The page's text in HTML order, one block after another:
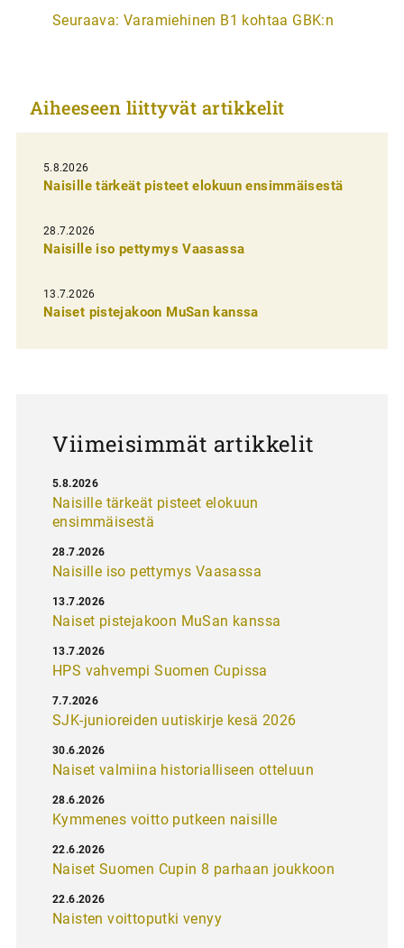
t
k
e
l
i
e
n
e
Seuraava: Varamiehinen B1 kohtaa GBK:n
Aiheeseen liittyvät artikkelit
5.8.2026
Naisille tärkeät pisteet elokuun ensimmäisestä
28.7.2026
Naisille iso pettymys Vaasassa
13.7.2026
Naiset pistejakoon MuSan kanssa
Viimeisimmät artikkelit
Naisille tärkeät pisteet elokuun
ensimmäisestä
5.8.2026
Naisille iso pettymys Vaasassa
28.7.2026
Naiset pistejakoon MuSan kanssa
13.7.2026
HPS vahvempi Suomen Cupissa
13.7.2026
SJK-junioreiden uutiskirje kesä 2026
7.7.2026
Naiset valmiina historialliseen otteluun
30.6.2026
Kymmenes voitto putkeen naisille
28.6.2026
Naiset Suomen Cupin 8 parhaan joukkoon
22.6.2026
Naisten voittoputki venyy
22.6.2026